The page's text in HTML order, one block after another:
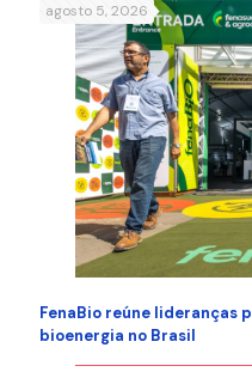
agosto 5, 2026
FenaBio reúne lideranças
bioenergia no Brasil